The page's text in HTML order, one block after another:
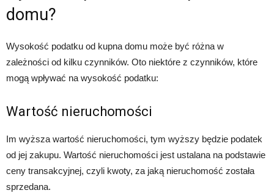
domu?
Wysokość podatku od kupna domu może być różna w
zależności od kilku czynników. Oto niektóre z czynników, które
mogą wpływać na wysokość podatku:
Wartość nieruchomości
Im wyższa wartość nieruchomości, tym wyższy będzie podatek
od jej zakupu. Wartość nieruchomości jest ustalana na podstawie
ceny transakcyjnej, czyli kwoty, za jaką nieruchomość została
sprzedana.